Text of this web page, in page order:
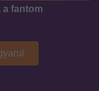
a fantom